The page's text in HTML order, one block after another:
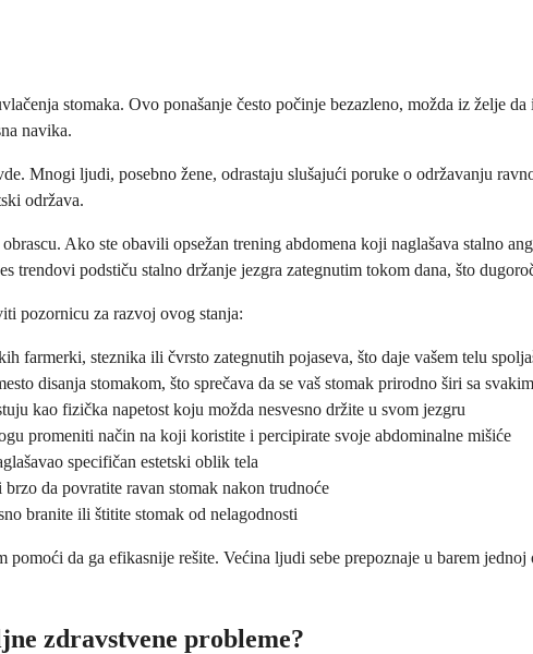
stomaka. Ovo ponašanje često počinje bezazleno, možda iz želje
navika.
Mnogi ljudi, posebno žene, odrastaju slušajući poruke o održavanju
održava.
Ako ste obavili opsežan trening abdomena koji naglašava stalno
trendovi podstiču stalno držanje jezgra zategnutim tokom dana, što
pozornicu za razvoj ovog stanja:
farmerki, steznika ili čvrsto zategnutih pojaseva, što daje vašem telu
disanja stomakom, što sprečava da se vaš stomak prirodno širi sa
kao fizička napetost koju možda nesvesno držite u svom jezgru
promeniti način na koji koristite i percipirate svoje abdominalne mišiće
specifičan estetski oblik tela
da povratite ravan stomak nakon trudnoće
branite ili štitite stomak od nelagodnosti
pomoći da ga efikasnije rešite. Većina ljudi sebe prepoznaje u barem
zdravstvene probleme?